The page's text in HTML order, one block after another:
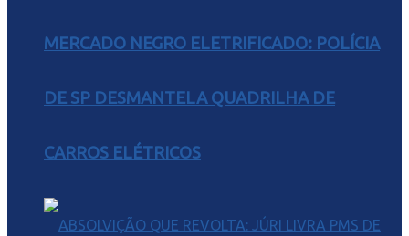
MERCADO NEGRO ELETRIFICADO: POLÍCIA
DE SP DESMANTELA QUADRILHA DE
CARROS ELÉTRICOS